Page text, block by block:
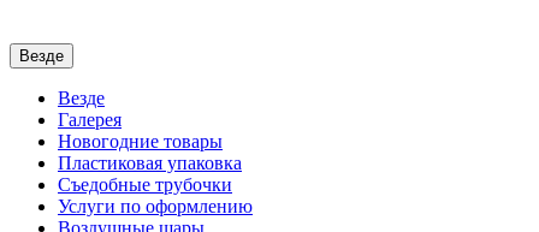
Везде
Везде
Галерея
Новогодние товары
Пластиковая упаковка
Съедобные трубочки
Услуги по оформлению
Воздушные шары